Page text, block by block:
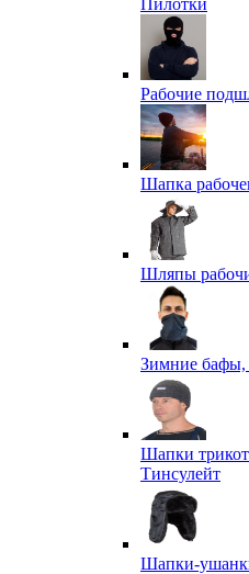
Пилотки
Рабочие
Шапка
Шляпы
Зимние бафы,
Шапки
Тинсулейт
Шапки-